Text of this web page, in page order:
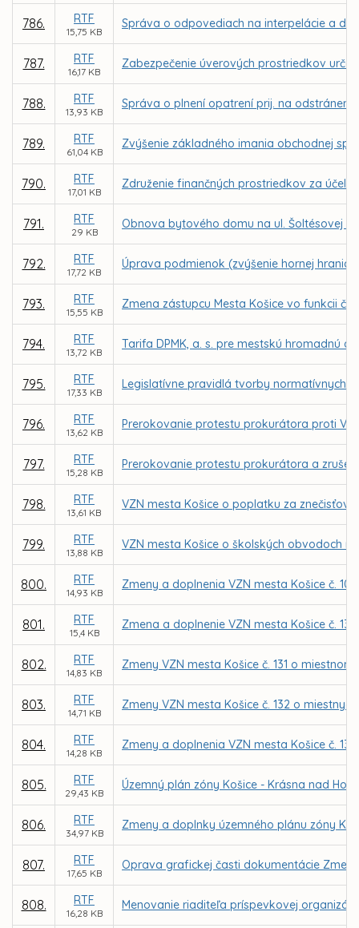
786. RTF
15,75 KB
Správa o odpovediach na interpelácie a
787. RTF
16,17 KB
Zabezpečenie úverových prostriedkov
788. RTF
13,93 KB
Správa o plnení opatrení prij. na
789. RTF
61,04 KB
Zvýšenie základného imania obchodnej
790. RTF
17,01 KB
Združenie finančných prostriedkov za
791. RTF
29 KB
Obnova bytového domu na ul. Šoltésovej 11,
792. RTF
17,72 KB
Úprava podmienok (zvýšenie hornej
793. RTF
15,55 KB
Zmena zástupcu Mesta Košice vo funkcii
794. RTF
13,72 KB
Tarifa DPMK, a. s. pre mestskú hromadnú
795. RTF
17,33 KB
Legislatívne pravidlá tvorby normatívnych
796. RTF
13,62 KB
Prerokovanie protestu prokurátora proti
797. RTF
15,28 KB
Prerokovanie protestu prokurátora a
798. RTF
13,61 KB
VZN mesta Košice o poplatku za
799. RTF
13,88 KB
VZN mesta Košice o školských obvodoch
800. RTF
14,93 KB
Zmeny a doplnenia VZN mesta Košice č.
801. RTF
15,4 KB
Zmena a doplnenie VZN mesta Košice č.
802. RTF
14,83 KB
Zmeny VZN mesta Košice č. 131 o
803. RTF
14,71 KB
Zmeny VZN mesta Košice č. 132 o
804. RTF
14,28 KB
Zmeny a doplnenia VZN mesta Košice č.
805. RTF
29,43 KB
Územný plán zóny Košice - Krásna nad
806. RTF
34,97 KB
Zmeny a doplnky územného plánu zóny
807. RTF
17,65 KB
Oprava grafickej časti dokumentácie
808. RTF
16,28 KB
Menovanie riaditeľa príspevkovej